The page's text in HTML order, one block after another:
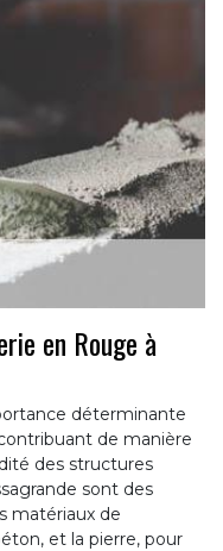
en Rouge à
déterminante
de manière
des structures
sont des
matériaux de
et la pierre, pour